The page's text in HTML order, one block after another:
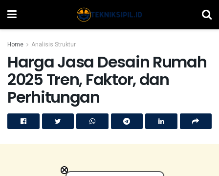
Home Analisis Struktur
Harga Jasa Desain Rumah
2025 Tren, Faktor, dan
Perhitungan
×